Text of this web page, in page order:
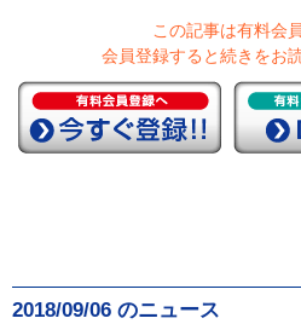
この記事は有料会
会員登録すると続きをお
2018/09/06 のニュース